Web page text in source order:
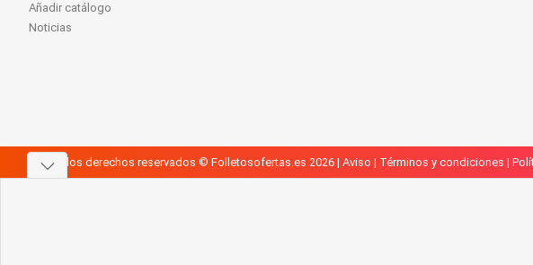
Añadir catálogo
Noticias
Todos los derechos reservados © Folletosofertas.es 2026 | Aviso | Términos y condiciones |